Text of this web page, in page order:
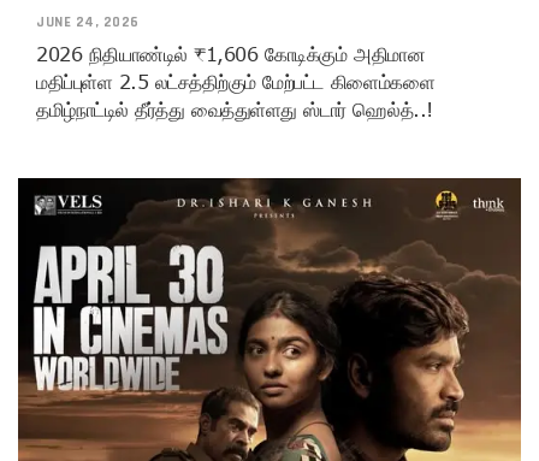
JUNE 24, 2026
2026 நிதியாண்டில் ₹1,606 கோடிக்கும் அதிமான
மதிப்புள்ள 2.5 லட்சத்திற்கும் மேற்பட்ட கிளைம்களை
தமிழ்நாட்டில் தீர்த்து வைத்துள்ளது ஸ்டார் ஹெல்த்..!